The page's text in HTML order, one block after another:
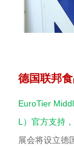
德国联邦
EuroTier
L）官方支持
展会将设立德